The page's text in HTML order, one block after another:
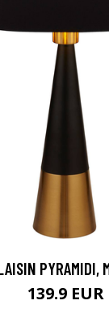
PYRAMIDI,
139.9 EUR